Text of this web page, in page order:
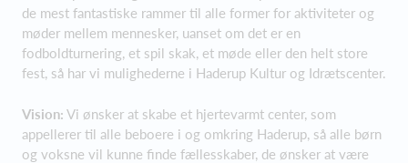
de mest fantastiske rammer til alle former for aktiviteter og
møder mellem mennesker, uanset om det er en
fodboldturnering, et spil skak, et møde eller den helt store
fest, så har vi mulighederne i Haderup Kultur og Idrætscenter.
Vision: Vi ønsker at skabe et hjertevarmt center, som
appellerer til alle beboere i og omkring Haderup, så alle børn
og voksne vil kunne finde fællesskaber, de ønsker at være